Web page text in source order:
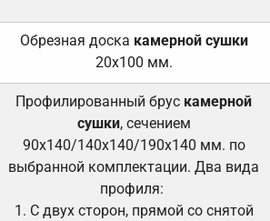
Обрезная доска камерной сушки
20х100 мм.
Профилированный брус камерной
сушки, сечением
90х140/140х140/190х140 мм. по
выбранной комплектации. Два вида
профиля:
1. С двух сторон, прямой со снятой